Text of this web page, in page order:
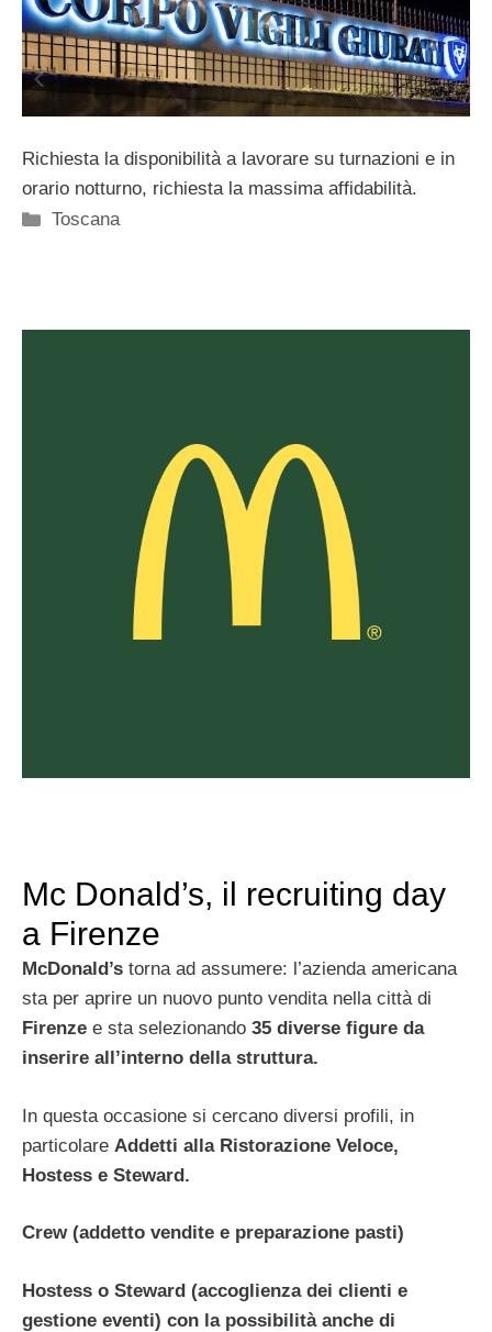
Richiesta la disponibilità a lavorare su turnazioni e in
orario notturno, richiesta la massima affidabilità.
Categorie
Toscana
Mc Donald’s, il recruiting day
a Firenze
McDonald’s torna ad assumere: l’azienda americana
sta per aprire un nuovo punto vendita nella città di
Firenze e sta selezionando 35 diverse figure da
inserire all’interno della struttura.
In questa occasione si cercano diversi profili, in
particolare Addetti alla Ristorazione Veloce,
Hostess e Steward.
Crew (addetto vendite e preparazione pasti)
Hostess o Steward (accoglienza dei clienti e
gestione eventi) con la possibilità anche di